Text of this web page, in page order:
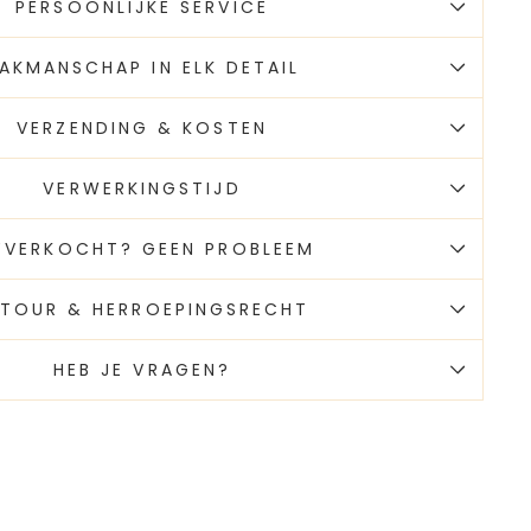
PERSOONLIJKE SERVICE
IN ELK DETAIL
VERZENDING & KOSTEN
VERWERKINGSTIJD
GEEN PROBLEEM
& HERROEPINGSRECHT
HEB JE VRAGEN?